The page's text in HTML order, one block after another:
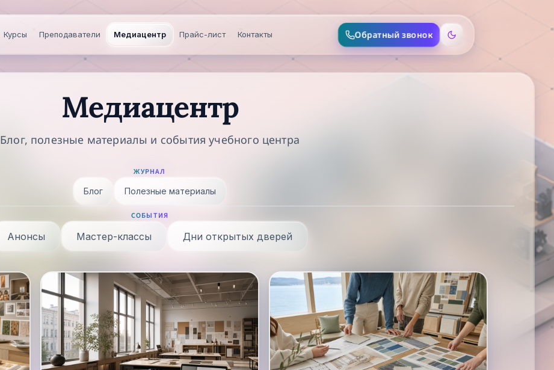
Курсы Преподаватели Медиацентр Прайс-лист Контакты Обратный звонок
Медиацентр
Блог, полезные материалы и события учебного центра
ЖУРНАЛ
Блог
Полезные материалы
СОБЫТИЯ
Анонсы Мастер-классы Дни открытых дверей